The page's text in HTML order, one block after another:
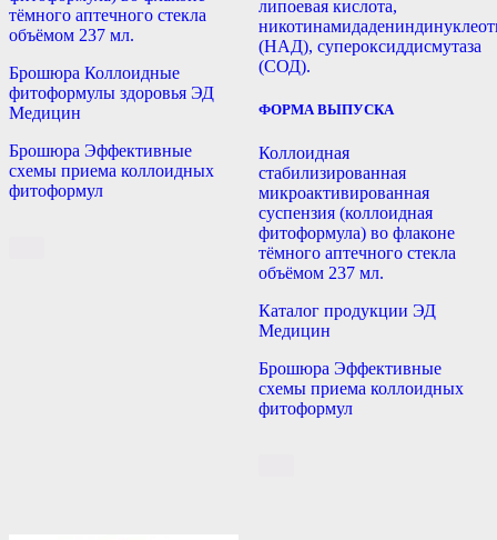
тёмного аптечного стекла
объёмом 237 мл.
Брошюра Коллоидные
фитоформулы здоровья ЭД
Медицин
Брошюра Эффективные
схемы приема коллоидных
фитоформул
липоевая кислота,
(НАД), супероксиддисмутаза
(СОД).
ФОРМА ВЫПУСКА
Коллоидная
стабилизированная
микроактивированная
суспензия (коллоидная
фитоформула) во флаконе
тёмного аптечного стекла
объёмом 237 мл.
Каталог продукции ЭД
Медицин
Брошюра Эффективные
схемы приема коллоидных
фитоформул